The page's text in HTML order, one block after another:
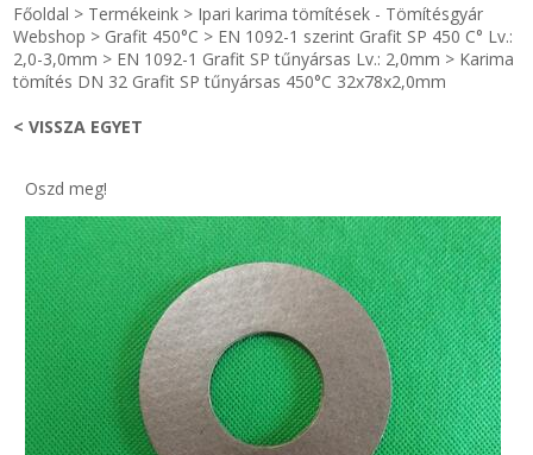
KULCSTARTÓ - KULCSKARIKA
HŰTŐMÁGNES KERET - FÓLIA
IPARI KARIMA TÖMÍTÉS
TÖMÍTŐ TÁBLA - SZIGETELŐ LEMEZ
GUMILEMEZ - FILC - HÓTOLÓ
videók
Termékek
Egyedi gyártás
Hírek
Kapcsolat
ÁSZF
Főoldal > Termékeink > Ipari karima tömítések - Tömítésgyár
Webshop > Grafit 450°C > EN 1092-1 szerint Grafit SP 450 C° Lv.:
2,0-3,0mm > EN 1092-1 Grafit SP tűnyársas Lv.: 2,0mm > Karima
tömítés DN 32 Grafit SP tűnyársas 450°C 32x78x2,0mm
< VISSZA EGYET
Oszd meg!